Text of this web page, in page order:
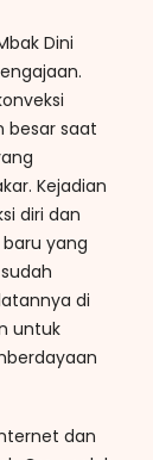
Dini
besar saat
Kejadian
diri dan
yang
di
untuk
dan